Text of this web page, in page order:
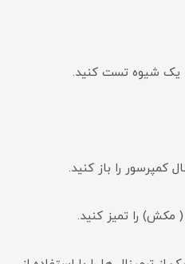
یک شیوه تست کنید.
را باز کنید.
( مکش) را تمیز کنید.